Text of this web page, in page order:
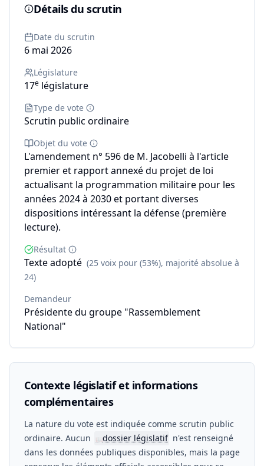
Détails du scrutin
Date du scrutin
6 mai 2026
Législature
17e législature
Type de vote
Scrutin public ordinaire
Objet du vote
L'amendement n° 596 de M. Jacobelli à l'article
premier et rapport annexé du projet de loi
actualisant la programmation militaire pour les
années 2024 à 2030 et portant diverses
dispositions intéressant la défense (première
lecture).
Résultat
Texte adopté (25 voix pour (53%), majorité absolue à
24)
Demandeur
Présidente du groupe "Rassemblement
National"
Contexte législatif et informations
complémentaires
La nature du vote est indiquée comme scrutin public
ordinaire. Aucun
📖dossier législatif n'est renseigné
dans les données publiques disponibles, mais la page